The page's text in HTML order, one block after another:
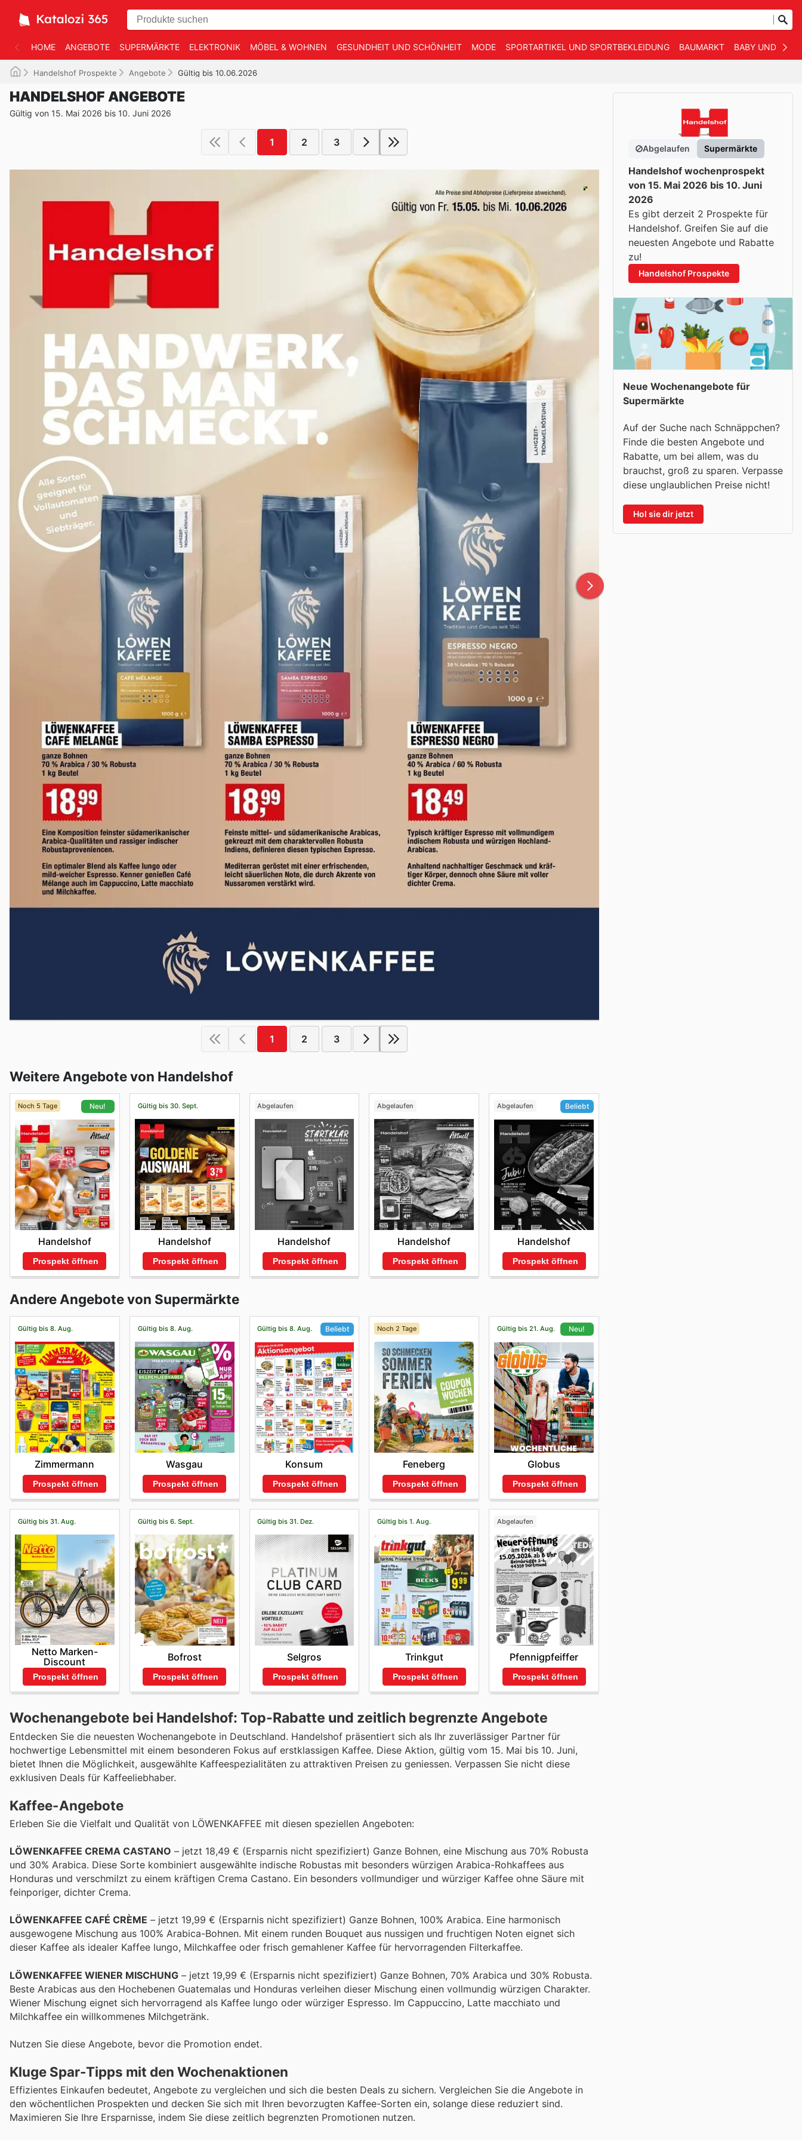
HOME ANGEBOTE SUPERMÄRKTE ELEKTRONIK MÖBEL & WOHNEN GESUNDHEIT UND SCHÖNHEIT MODE SPORTARTIKEL UND SPORTBEKLEIDUNG BAUMARKT BABY UND KIND
Handelshof Prospekte Angebote Gültig bis 10.06.2026
HANDELSHOF ANGEBOTE
Gültig von 15. Mai 2026 bis 10. Juni 2026
1 2 3
1 2 3
Weitere Angebote von Handelshof
Noch 5 Tage Neu!
Handelshof
Prospekt öffnen
Gültig bis 30. Sept.
Handelshof
Prospekt öffnen
Abgelaufen
Handelshof
Prospekt öffnen
Abgelaufen
Handelshof
Prospekt öffnen
Abgelaufen Beliebt
Handelshof
Prospekt öffnen
Andere Angebote von Supermärkte
Gültig bis 8. Aug.
Zimmermann
Prospekt öffnen
Gültig bis 8. Aug.
Wasgau
Prospekt öffnen
Gültig bis 8. Aug. Beliebt
Konsum
Prospekt öffnen
Noch 2 Tage
Feneberg
Prospekt öffnen
Gültig bis 21. Aug. Neu!
Globus
Prospekt öffnen
Gültig bis 31. Aug.
Netto Marken-
Discount
Prospekt öffnen
Gültig bis 6. Sept.
Bofrost
Prospekt öffnen
Gültig bis 31. Dez.
Selgros
Prospekt öffnen
Gültig bis 1. Aug.
Trinkgut
Prospekt öffnen
Abgelaufen
Pfennigpfeiffer
Prospekt öffnen
Wochenangebote bei Handelshof: Top-Rabatte und zeitlich begrenzte Angebote
Entdecken Sie die neuesten Wochenangebote in Deutschland. Handelshof präsentiert sich als Ihr zuverlässiger Partner für
hochwertige Lebensmittel mit einem besonderen Fokus auf erstklassigen Kaffee. Diese Aktion, gültig vom 15. Mai bis 10. Juni,
bietet Ihnen die Möglichkeit, ausgewählte Kaffeespezialitäten zu attraktiven Preisen zu geniessen. Verpassen Sie nicht diese
exklusiven Deals für Kaffeeliebhaber.
Kaffee-Angebote
Erleben Sie die Vielfalt und Qualität von LÖWENKAFFEE mit diesen speziellen Angeboten:
LÖWENKAFFEE CREMA CASTANO – jetzt 18,49 € (Ersparnis nicht spezifiziert) Ganze Bohnen, eine Mischung aus 70% Robusta
und 30% Arabica. Diese Sorte kombiniert ausgewählte indische Robustas mit besonders würzigen Arabica-Rohkaffees aus
Honduras und verschmilzt zu einem kräftigen Crema Castano. Ein besonders vollmundiger und würziger Kaffee ohne Säure mit
feinporiger, dichter Crema.
LÖWENKAFFEE CAFÉ CRÈME – jetzt 19,99 € (Ersparnis nicht spezifiziert) Ganze Bohnen, 100% Arabica. Eine harmonisch
ausgewogene Mischung aus 100% Arabica-Bohnen. Mit einem runden Bouquet aus nussigen und fruchtigen Noten eignet sich
dieser Kaffee als idealer Kaffee lungo, Milchkaffee oder frisch gemahlener Kaffee für hervorragenden Filterkaffee.
LÖWENKAFFEE WIENER MISCHUNG – jetzt 19,99 € (Ersparnis nicht spezifiziert) Ganze Bohnen, 70% Arabica und 30% Robusta.
Beste Arabicas aus den Hochebenen Guatemalas und Honduras verleihen dieser Mischung einen vollmundig würzigen Charakter.
Wiener Mischung eignet sich hervorragend als Kaffee lungo oder würziger Espresso. Im Cappuccino, Latte macchiato und
Milchkaffee ein willkommenes Milchgetränk.
Nutzen Sie diese Angebote, bevor die Promotion endet.
Kluge Spar-Tipps mit den Wochenaktionen
Effizientes Einkaufen bedeutet, Angebote zu vergleichen und sich die besten Deals zu sichern. Vergleichen Sie die Angebote in
den wöchentlichen Prospekten und decken Sie sich mit Ihren bevorzugten Kaffee-Sorten ein, solange diese reduziert sind.
Maximieren Sie Ihre Ersparnisse, indem Sie diese zeitlich begrenzten Promotionen nutzen.
Abgelaufen Supermärkte
Handelshof wochenprospekt
von 15. Mai 2026 bis 10. Juni
2026
Es gibt derzeit 2 Prospekte für
Handelshof. Greifen Sie auf die
neuesten Angebote und Rabatte
zu!
Handelshof Prospekte
Neue Wochenangebote für
Supermärkte
Auf der Suche nach Schnäppchen?
Finde die besten Angebote und
Rabatte, um bei allem, was du
brauchst, groß zu sparen. Verpasse
diese unglaublichen Preise nicht!
Hol sie dir jetzt